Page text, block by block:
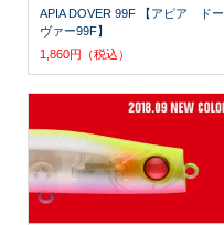
APIA DOVER 99F 【アピア ドー
ヴァー99F】
1,860円（税込）